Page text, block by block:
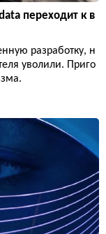
переходит к в
разработку, н
уволили. Приго